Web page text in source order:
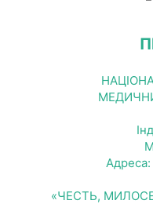
Адреса:
«ЧЕСТЬ,